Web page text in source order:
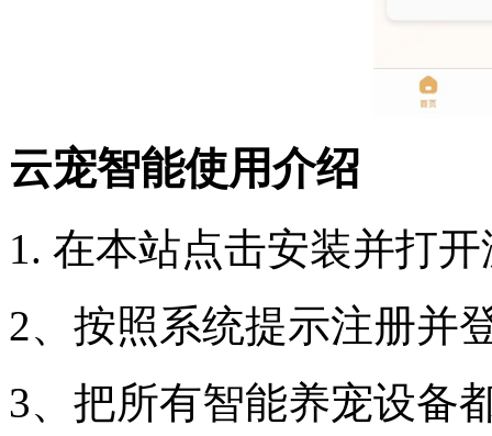
云宠智能使用介绍
1. 在本站点击安装并打
2、按照系统提示注册并
3、把所有智能养宠设备